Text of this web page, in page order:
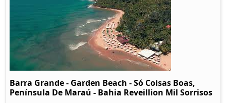
Barra Grande - Garden Beach - Só Coisas Boas,
Península De Maraú - Bahia Reveillion Mil Sorrisos